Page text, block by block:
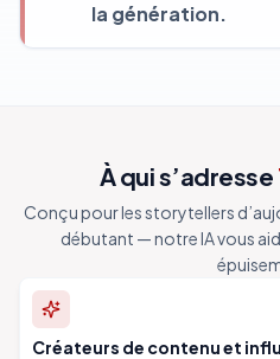
la génération.
À qui s’adresse
Conçu pour les storytellers
débutant — notre IA vous
Créateurs de contenu et